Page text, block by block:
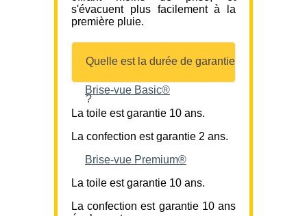
s'évacuent plus facilement à la
première pluie.
Quelle est la durée de garantie
?
Brise-vue Basic®
La toile est garantie 10 ans.
La confection est garantie 2 ans.
Brise-vue Premium®
La toile est garantie 10 ans.
La confection est garantie 10 ans